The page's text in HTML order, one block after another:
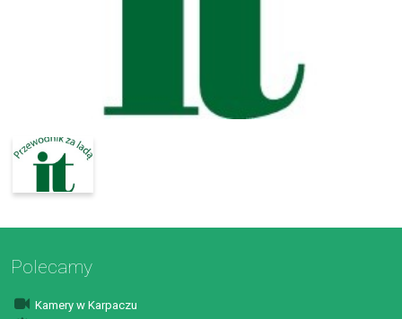
Polecamy
Kamery w Karpaczu